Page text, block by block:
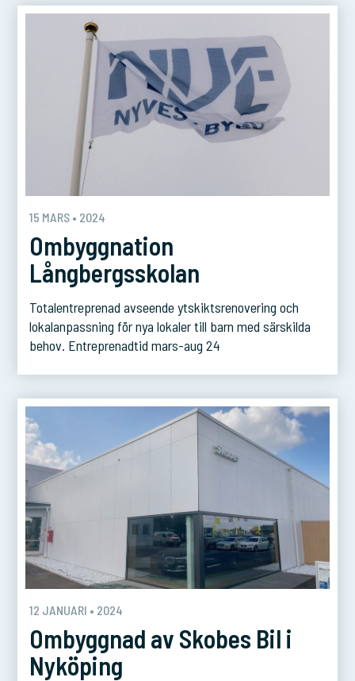
installationer. Anläggningen kommer att vara i full drift
under tiden som renoverings- och
ombyggnadsarbetena pågår. Arbetet skall färdigställas
under 2025.
15 MARS • 2024
Ombyggnation
Långbergsskolan
Totalentreprenad avseende ytskiktsrenovering och
lokalanpassning för nya lokaler till barn med särskilda
behov. Entreprenadtid mars-aug 24
12 JANUARI • 2024
Ombyggnad av Skobes Bil i
Nyköping